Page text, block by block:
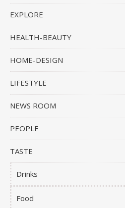
EXPLORE
HEALTH-BEAUTY
HOME-DESIGN
LIFESTYLE
NEWS ROOM
PEOPLE
TASTE
Drinks
Food